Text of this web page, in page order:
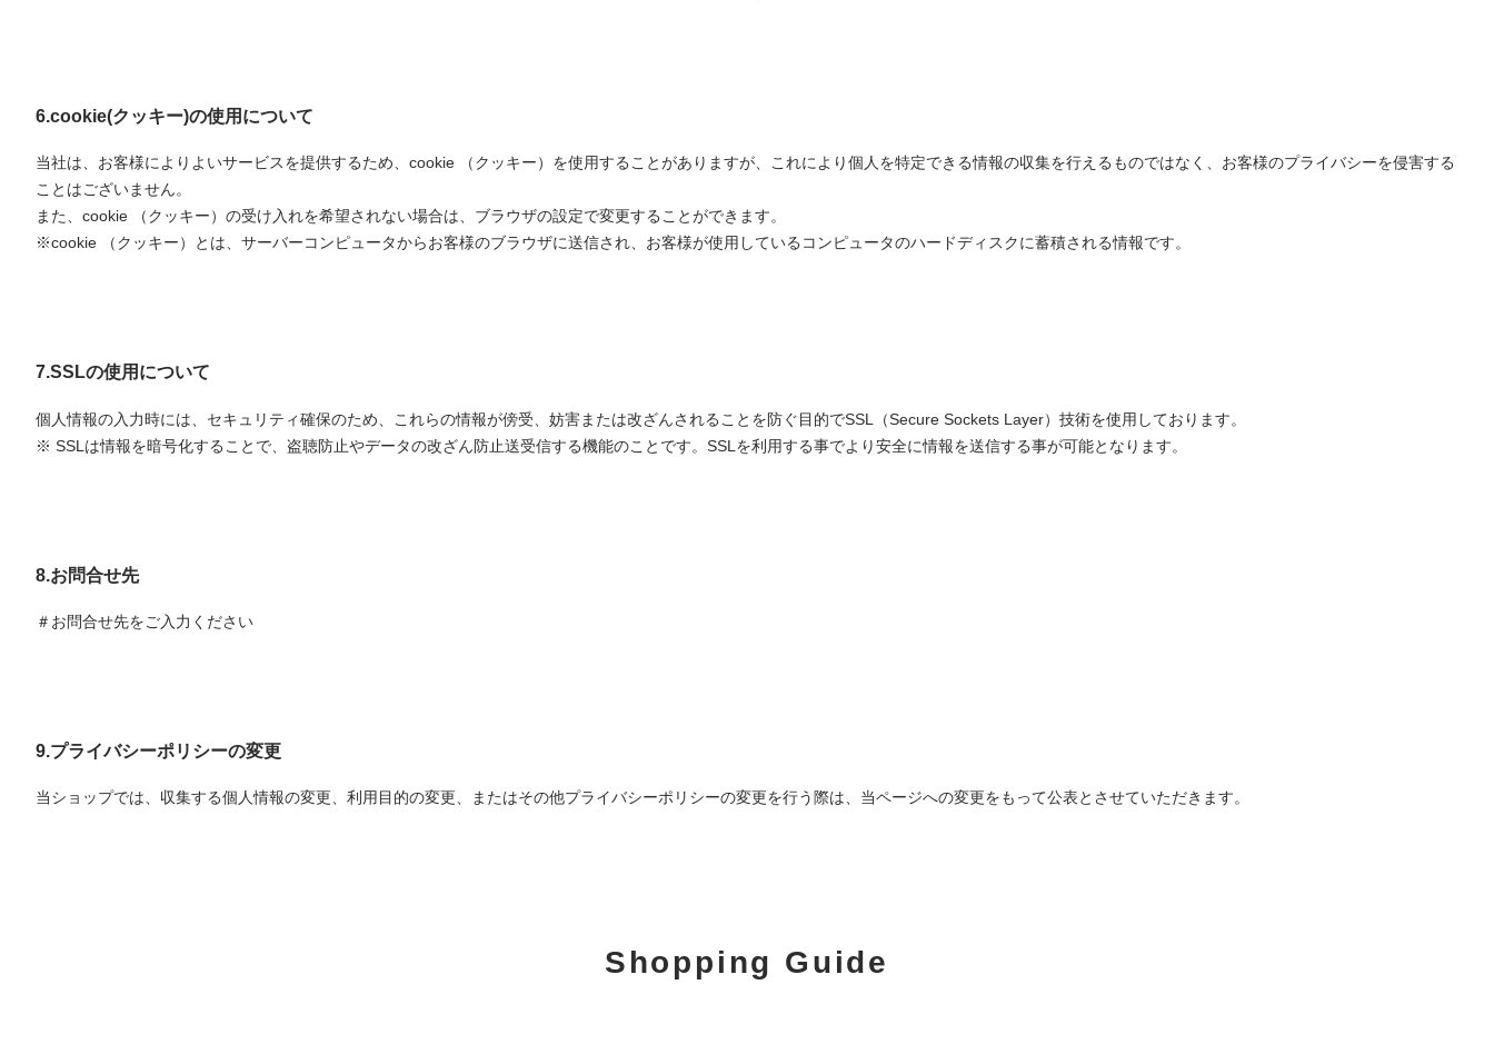
6.cookie(クッキー)の使用について
当社は、お客様によりよいサービスを提供するため、cookie （クッキー）を使用することがありますが、これにより個人を特定できる情報の収集を行えるものではなく、お客様のプライバシーを侵害する
ことはございません。
また、cookie （クッキー）の受け入れを希望されない場合は、ブラウザの設定で変更することができます。
※cookie （クッキー）とは、サーバーコンピュータからお客様のブラウザに送信され、お客様が使用しているコンピュータのハードディスクに蓄積される情報です。
7.SSLの使用について
個人情報の入力時には、セキュリティ確保のため、これらの情報が傍受、妨害または改ざんされることを防ぐ目的でSSL（Secure Sockets Layer）技術を使用しております。
※ SSLは情報を暗号化することで、盗聴防止やデータの改ざん防止送受信する機能のことです。SSLを利用する事でより安全に情報を送信する事が可能となります。
8.お問合せ先
＃お問合せ先をご入力ください
9.プライバシーポリシーの変更
当ショップでは、収集する個人情報の変更、利用目的の変更、またはその他プライバシーポリシーの変更を行う際は、当ページへの変更をもって公表とさせていただきます。
Shopping Guide